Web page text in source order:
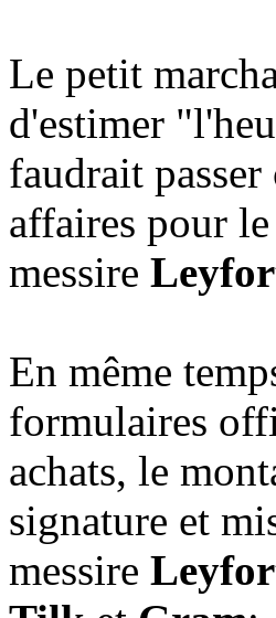
Le petit
d'estimer
faudrait
affaires pour
messire
En même
formulaires
achats, le
signature et
messire